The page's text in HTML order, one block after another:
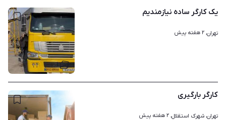
۱
یک کارگر ساده نیازمندیم
تهران، ۲ هفته پیش
کارگر بارگیری
تهران، شهرک استقلال، ۲ هفته پیش